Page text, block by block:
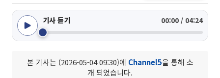
기사 듣기 00:00 / 04:24
본 기사는 (2026-05-04 09:30)에 Channel5을 통해 소
개 되었습니다.